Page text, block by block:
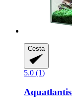
Cesta
5.0 (1)
Aquatlantis